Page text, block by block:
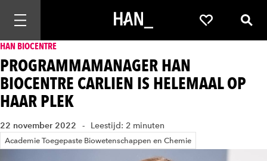
Mobiele navigatie openen Favorieten
HAN BIOCENTRE
PROGRAMMAMANAGER HAN
BIOCENTRE CARLIEN IS HELEMAAL OP
HAAR PLEK
22 november 2022 Leestijd: 2 minuten
Academie Toegepaste Biowetenschappen en Chemie